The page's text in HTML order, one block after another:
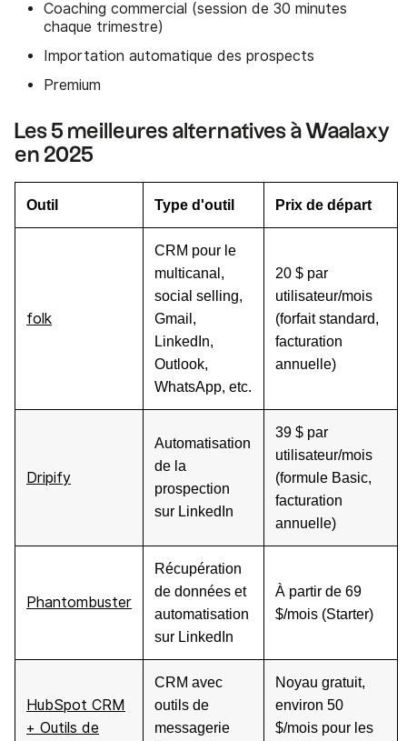
Coaching commercial (session de 30 minutes
chaque trimestre)
Importation automatique des prospects
Premium
Les 5 meilleures alternatives à Waalaxy
en 2025
Outil Type d'outil Prix de départ
folk
CRM pour le
multicanal,
social selling,
Gmail,
LinkedIn,
Outlook,
WhatsApp, etc.
20 $ par
utilisateur/mois
(forfait standard,
facturation
annuelle)
Dripify
Automatisation
de la
prospection
sur LinkedIn
39 $ par
utilisateur/mois
(formule Basic,
facturation
annuelle)
Phantombuster
Récupération
de données et
automatisation
sur LinkedIn
À partir de 69
$/mois (Starter)
HubSpot CRM
+ Outils de
CRM avec
outils de
messagerie
Noyau gratuit,
environ 50
$/mois pour les